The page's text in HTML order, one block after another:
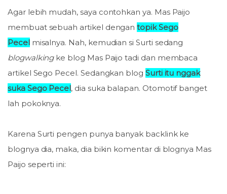
Agar lebih mudah, saya contohkan ya. Mas Paijo
membuat sebuah artikel dengantopik Sego
Pecelmisalnya. Nah, kemudian si Surti sedang
blogwalking ke blog Mas Paijo tadi dan membaca
artikel Sego Pecel. Sedangkan blog Surti itu nggak
suka Sego Pecel, dia suka balapan. Otomotif banget
lah pokoknya.
Karena Surti pengen punya banyak backlink ke
blognya dia, maka, dia bikin komentar di blognya Mas
Paijo seperti ini: